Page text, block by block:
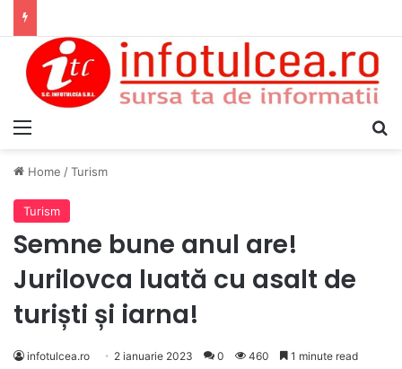
Home /Turism
Turism
Semne bune anul are!
Jurilovca luată cu asalt de
turiști și iarna!
infotulcea.ro 2 ianuarie 2023 0 460 1 minute read